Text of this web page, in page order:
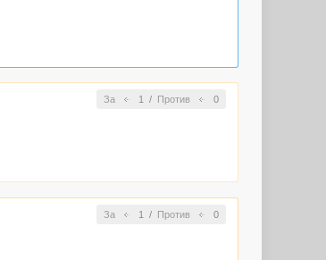
За 1 / Против 0
За 1 / Против 0